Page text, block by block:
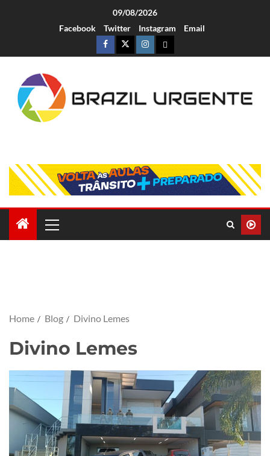
09/08/2026
Facebook
Twitter Instagram Email
Home Blog Divino Lemes
Divino Lemes